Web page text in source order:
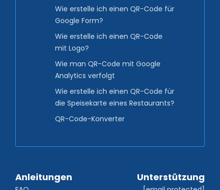
Wie erstelle ich einen QR-Code für
Google Form?
Wie erstelle ich einen QR-Code
mit Logo?
Wie man QR-Code mit Google
Analytics verfolgt
Wie erstelle ich einen QR-Code für
die Speisekarte eines Restaurants?
QR-Code-Konverter
Anleitungen Unterstützung